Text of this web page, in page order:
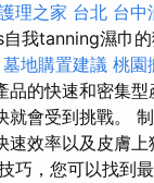
理之家 台北 台中
我tanning濕巾的
墓地購置建議 桃園
品的快速和密集
就會受到挑戰。
效率以及皮膚上
巧，您可以找到